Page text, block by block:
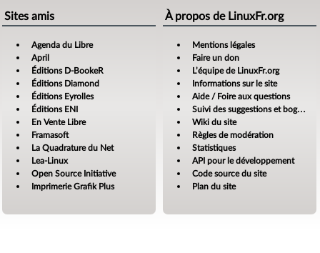
Sites amis
Agenda du Libre
April
Éditions D-BookeR
Éditions Diamond
Éditions Eyrolles
Éditions ENI
En Vente Libre
Framasoft
La Quadrature du Net
Lea-Linux
Open Source Initiative
Imprimerie Grafik Plus
À propos de LinuxFr.org
Mentions légales
Faire un don
L’équipe de LinuxFr.org
Informations sur le site
Aide / Foire aux questions
Suivi des suggestions et bogues
Wiki du site
Règles de modération
Statistiques
API pour le développement
Code source du site
Plan du site